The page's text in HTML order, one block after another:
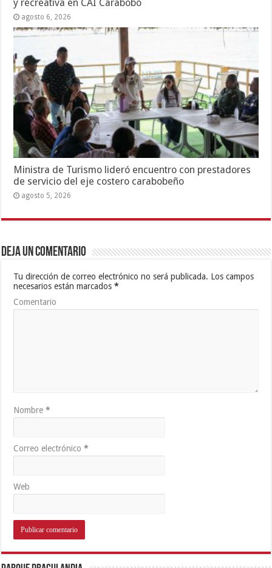
y recreativa en CAI Carabobo
agosto 6, 2026
Ministra de Turismo lideró encuentro con prestadores
de servicio del eje costero carabobeño
agosto 5, 2026
Deja un comentario
Tu dirección de correo electrónico no será publicada. Los campos
necesarios están marcados*
Comentario
Nombre*
Correo electrónico*
Web